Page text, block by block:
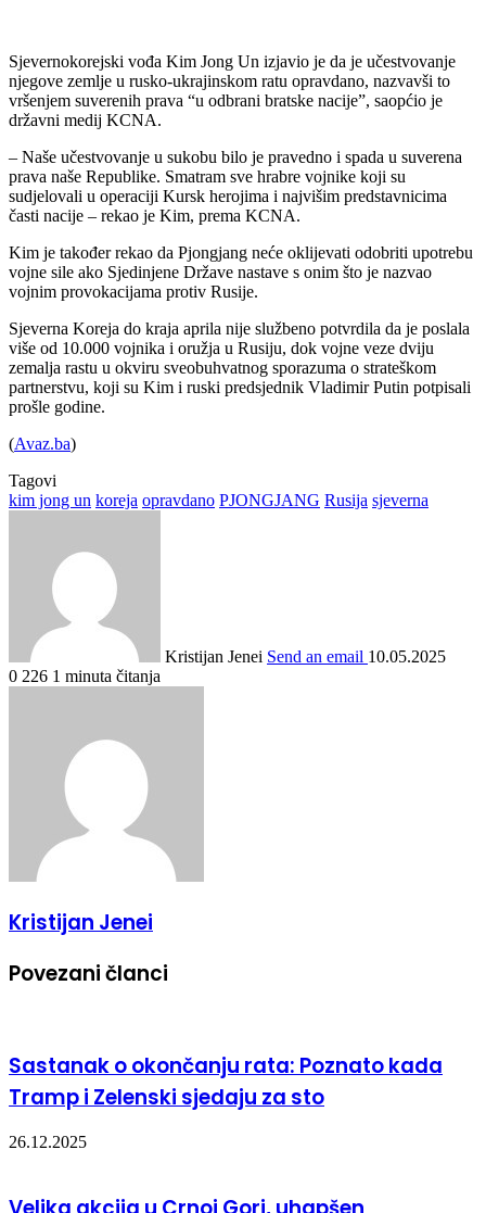
Sjevernokorejski vođa Kim Jong Un izjavio je da je učestvovanje
njegove zemlje u rusko-ukrajinskom ratu opravdano, nazvavši to
vršenjem suverenih prava “u odbrani bratske nacije”, saopćio je
državni medij KCNA.
– Naše učestvovanje u sukobu bilo je pravedno i spada u suverena
prava naše Republike. Smatram sve hrabre vojnike koji su
sudjelovali u operaciji Kursk herojima i najvišim predstavnicima
časti nacije – rekao je Kim, prema KCNA.
Kim je također rekao da Pjongjang neće oklijevati odobriti upotrebu
vojne sile ako Sjedinjene Države nastave s onim što je nazvao
vojnim provokacijama protiv Rusije.
Sjeverna Koreja do kraja aprila nije službeno potvrdila da je poslala
više od 10.000 vojnika i oružja u Rusiju, dok vojne veze dviju
zemalja rastu u okviru sveobuhvatnog sporazuma o strateškom
partnerstvu, koji su Kim i ruski predsjednik Vladimir Putin potpisali
prošle godine.
(Avaz.ba)
Tagovi
kim jong un koreja opravdano PJONGJANG Rusija sjeverna
Kristijan Jenei Send an email 10.05.2025
0 226 1 minuta čitanja
Kristijan Jenei
Povezani članci
Sastanak o okončanju rata: Poznato kada
Tramp i Zelenski sjedaju za sto
26.12.2025